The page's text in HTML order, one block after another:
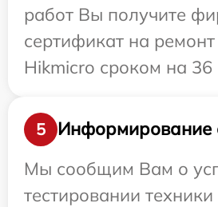
работ Вы получите
сертификат на ремонт
Hikmicro сроком на 36
5
Информирование
Мы сообщим Вам о
тестировании